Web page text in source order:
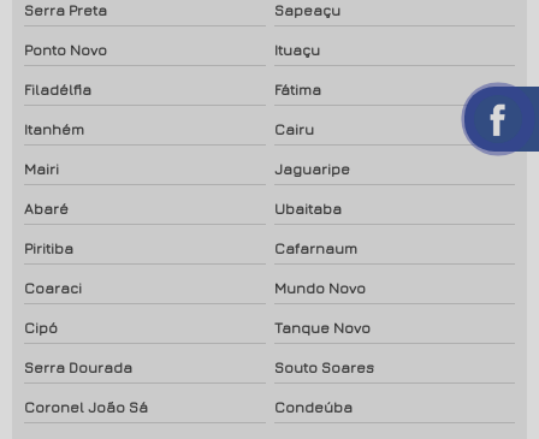
Serra Preta Sapeaçu
Ponto Novo Ituaçu
Filadélfia Fátima
Itanhém Cairu
Mairi Jaguaripe
Abaré Ubaitaba
Piritiba Cafarnaum
Coaraci Mundo Novo
Cipó Tanque Novo
Serra Dourada Souto Soares
Coronel João Sá Condeúba